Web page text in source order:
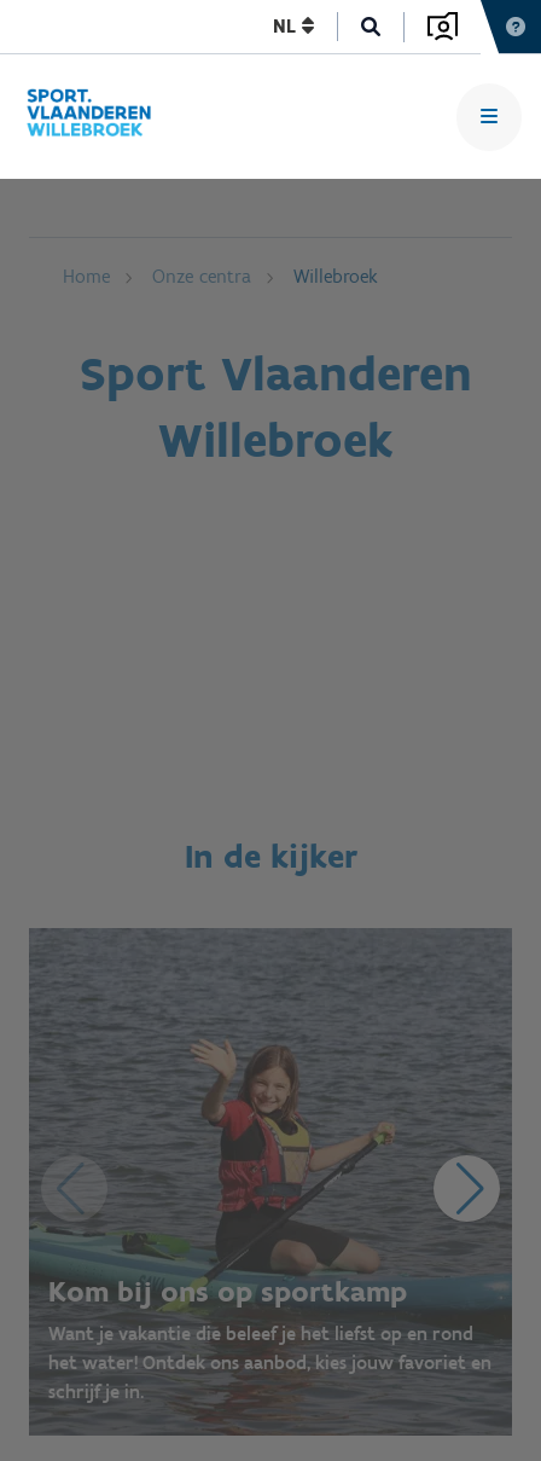
NL
Home Onze centra Willebroek
Sport Vlaanderen
Willebroek
In de kijker
Kom bij ons op sportkamp
Want je vakantie die beleef je het liefst op en rond
het water! Ontdek ons aanbod, kies jouw favoriet en
schrijf je in.